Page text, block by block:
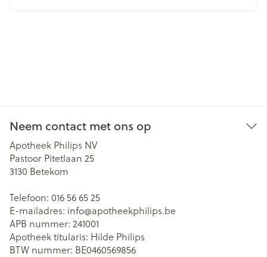
Neem contact met ons op
Apotheek Philips NV
Pastoor Pitetlaan 25
3130 Betekom
Telefoon: 016 56 65 25
E-mailadres: info@apotheekphilips.be
APB nummer: 241001
Apotheek titularis: Hilde Philips
BTW nummer: BE0460569856